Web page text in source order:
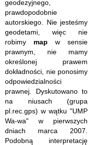
geodezyjnego,
prawdopodobnie
autorskiego. Nie jesteśmy
geodetami, więc nie
robimy map w sensie
prawnym, nie mamy
określonej prawem
dokładności, nie ponosimy
odpowiedzialności
prawnej. Dyskutowano to
na niusach (grupa
pl.rec.gps) w wątku "UMP
Wa-wa" w pierwszych
dniach marca 2007.
Podobną interpretację